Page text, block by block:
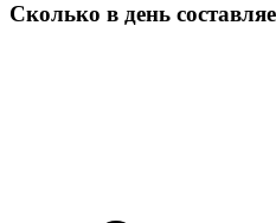
Сколько в день